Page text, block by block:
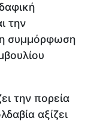
την
συμμόρφωση
την πορεία
αξίζει